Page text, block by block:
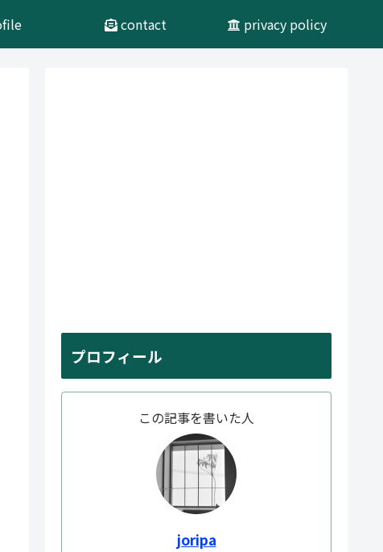
contact privacy policy
プロフィール
この記事を書いた人
joripa